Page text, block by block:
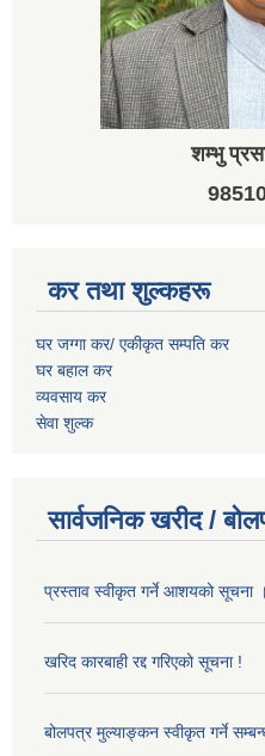
शम्भु
कर तथा शुल्कहरू
घर जग्गा कर/ एकीकृत सम्पति कर
घर बहाल कर
व्यवसाय कर
सेवा शुल्क
सार्वजनिक खरीद /
प्रस्ताव स्वीकृत गर्ने आशयको सूचना ।
खरिद कारबाही रद्द गरिएको सूचना !
बोलपत्र मुल्याङ्कन स्वीकृत गर्ने